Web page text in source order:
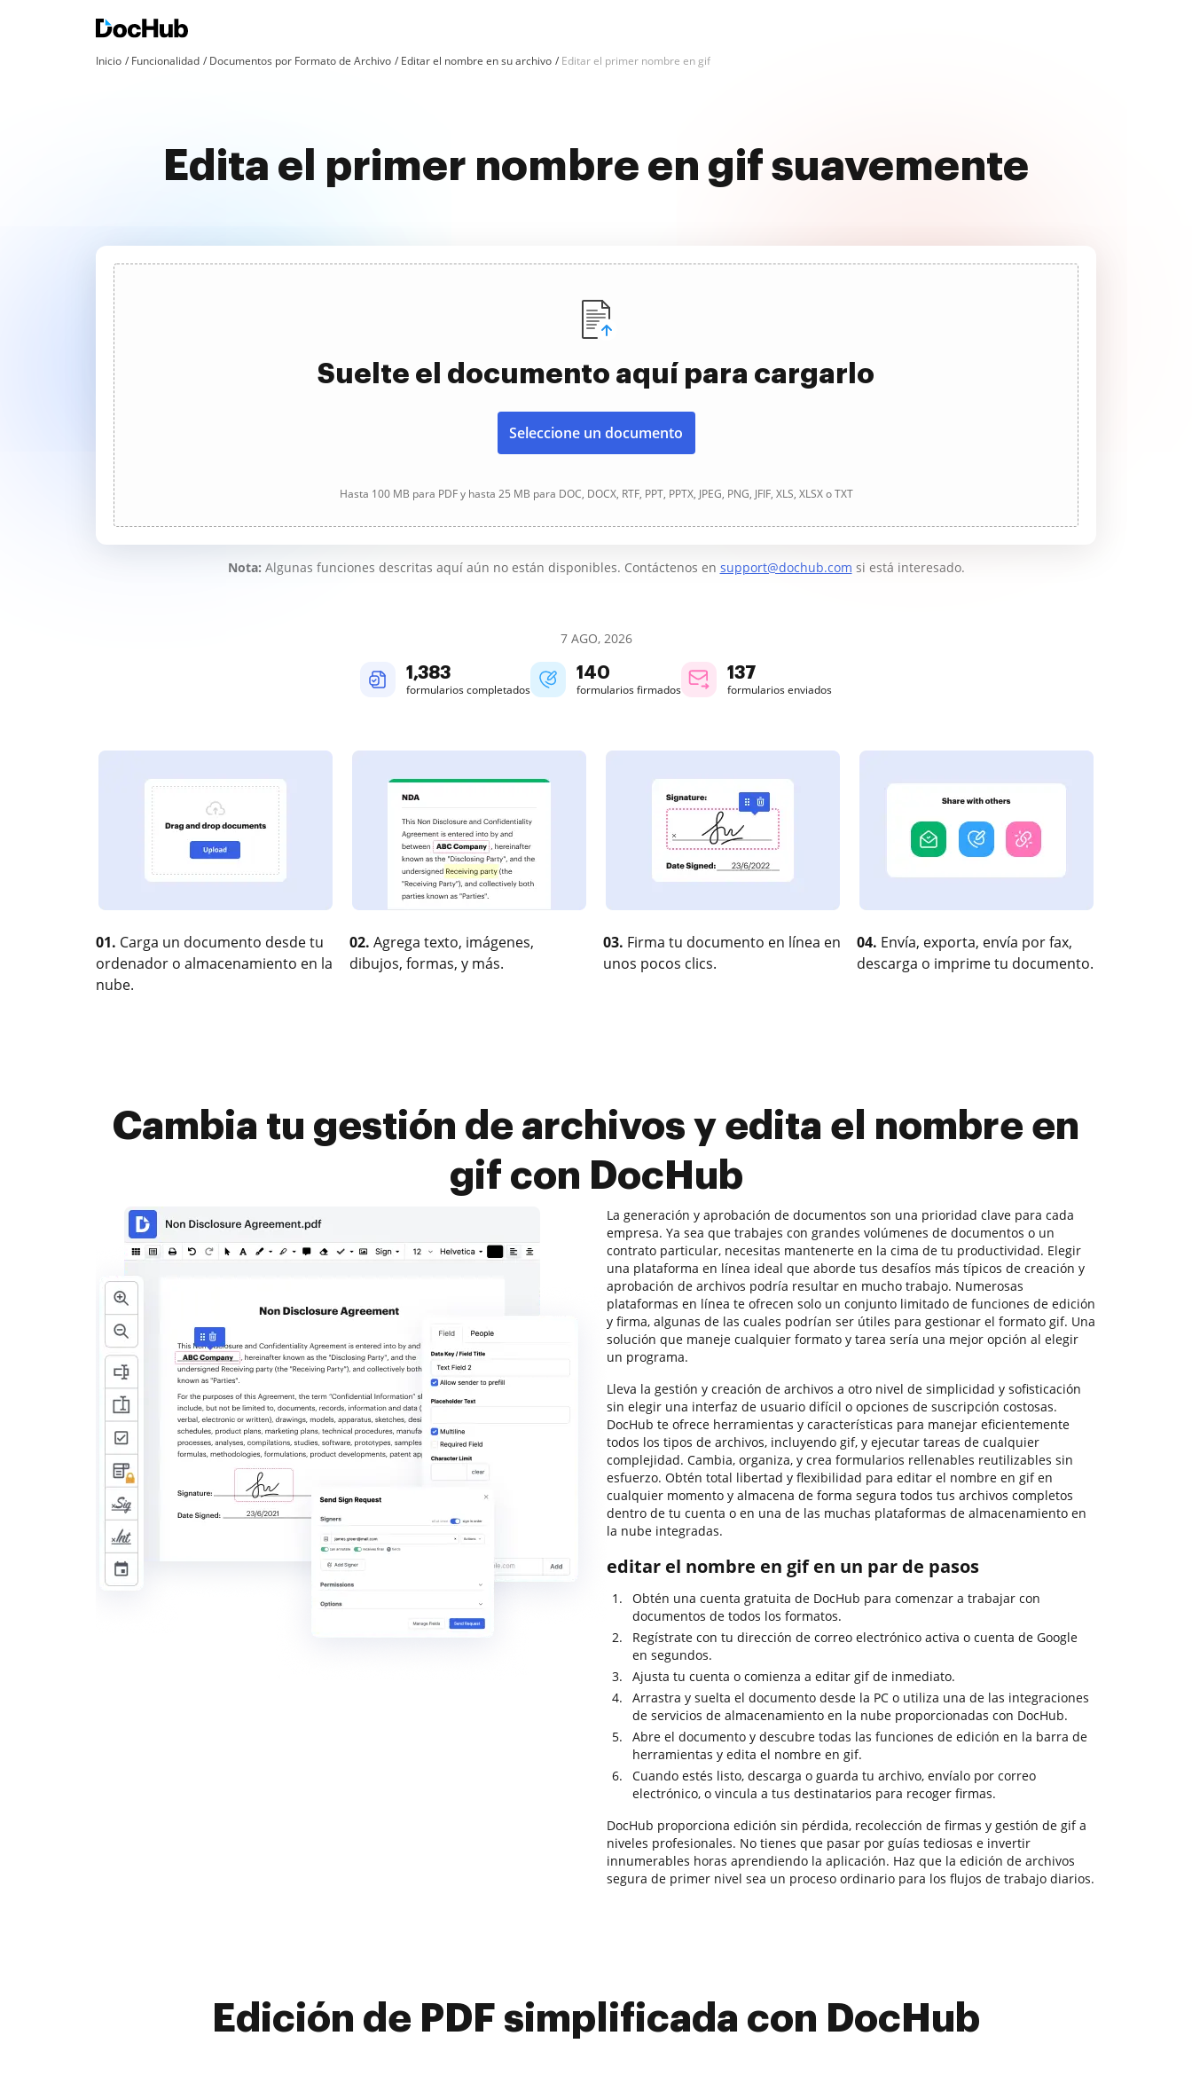
Inicio Funcionalidad Documentos por Formato de Archivo Editar el nombre en su archivo Editar el primer nombre en gif
Edita el primer nombre en gif suavemente
Suelte el documento aquí para cargarlo
Seleccione un documento
Hasta 100 MB para PDF y hasta 25 MB para DOC, DOCX, RTF, PPT, PPTX, JPEG, PNG, JFIF, XLS, XLSX o TXT
Nota: Algunas funciones descritas aquí aún no están disponibles. Contáctenos en support@dochub.com si está interesado.
7 AGO, 2026
1,384
formularios completados
140
formularios firmados
137
formularios enviados
01. Carga un documento desde tu
ordenador o almacenamiento en la
nube.
02. Agrega texto, imágenes,
dibujos, formas, y más.
03. Firma tu documento en línea en
unos pocos clics.
04. Envía, exporta, envía por fax,
descarga o imprime tu documento.
Cambia tu gestión de archivos y edita el nombre en
gif con DocHub
La generación y aprobación de documentos son una prioridad clave para cada
empresa. Ya sea que trabajes con grandes volúmenes de documentos o un
contrato particular, necesitas mantenerte en la cima de tu productividad. Elegir
una plataforma en línea ideal que aborde tus desafíos más típicos de creación y
aprobación de archivos podría resultar en mucho trabajo. Numerosas
plataformas en línea te ofrecen solo un conjunto limitado de funciones de edición
y firma, algunas de las cuales podrían ser útiles para gestionar el formato gif. Una
solución que maneje cualquier formato y tarea sería una mejor opción al elegir
un programa.
Lleva la gestión y creación de archivos a otro nivel de simplicidad y sofisticación
sin elegir una interfaz de usuario difícil o opciones de suscripción costosas.
DocHub te ofrece herramientas y características para manejar eficientemente
todos los tipos de archivos, incluyendo gif, y ejecutar tareas de cualquier
complejidad. Cambia, organiza, y crea formularios rellenables reutilizables sin
esfuerzo. Obtén total libertad y flexibilidad para editar el nombre en gif en
cualquier momento y almacena de forma segura todos tus archivos completos
dentro de tu cuenta o en una de las muchas plataformas de almacenamiento en
la nube integradas.
editar el nombre en gif en un par de pasos
Obtén una cuenta gratuita de DocHub para comenzar a trabajar con
documentos de todos los formatos.
Regístrate con tu dirección de correo electrónico activa o cuenta de Google
en segundos.
Ajusta tu cuenta o comienza a editar gif de inmediato.
Arrastra y suelta el documento desde la PC o utiliza una de las integraciones
de servicios de almacenamiento en la nube proporcionadas con DocHub.
Abre el documento y descubre todas las funciones de edición en la barra de
herramientas y edita el nombre en gif.
Cuando estés listo, descarga o guarda tu archivo, envíalo por correo
electrónico, o vincula a tus destinatarios para recoger firmas.
DocHub proporciona edición sin pérdida, recolección de firmas y gestión de gif a
niveles profesionales. No tienes que pasar por guías tediosas e invertir
innumerables horas aprendiendo la aplicación. Haz que la edición de archivos
segura de primer nivel sea un proceso ordinario para los flujos de trabajo diarios.
Edición de PDF simplificada con DocHub